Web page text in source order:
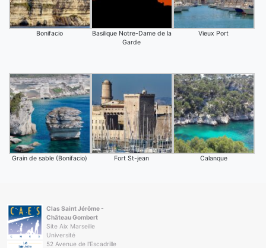
Bonifacio
Basilique Notre-Dame de la
Garde
Vieux Port
Grain de sable (Bonifacio) Fort St-jean Calanque
Clas Saint Jérôme -
Château Gombert
Site Aix Marseille
Université
52 Avenue de l'Escadrille